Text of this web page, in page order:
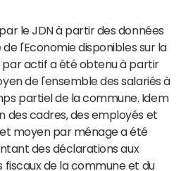
le JDN à partir des données
l'Economie disponibles sur la
par actif a été obtenu à partir
de l'ensemble des salariés à
partiel de la commune. Idem
des cadres, des employés et
moyen par ménage a été
des déclarations aux
fiscaux de la commune et du